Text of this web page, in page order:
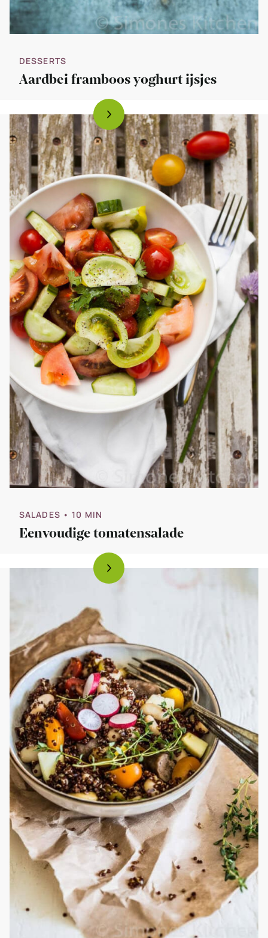
DESSERTS
Aardbei framboos yoghurt ijsjes
SALADES • 10 MIN
Eenvoudige tomatensalade